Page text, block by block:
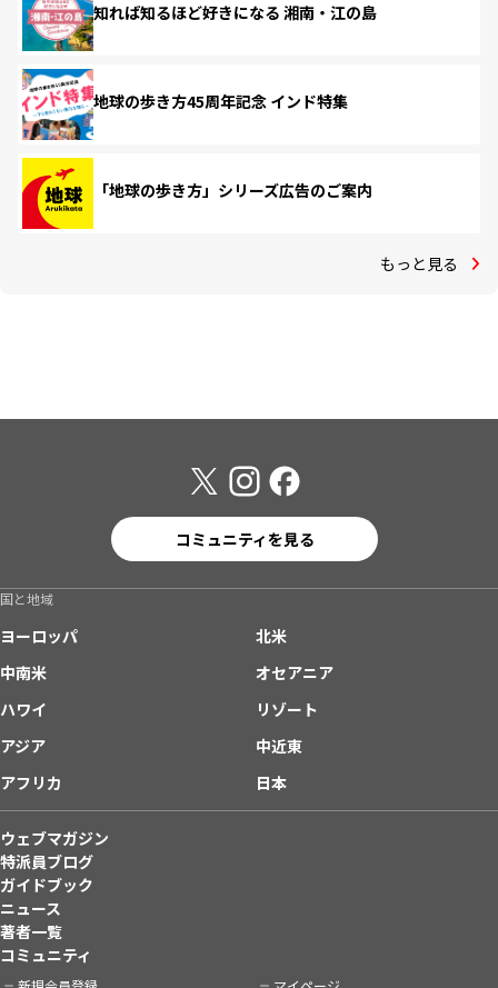
知れば知るほど好きになる 湘南・江の島
地球の歩き方45周年記念 インド特集
「地球の歩き方」シリーズ広告のご案内
もっと見る
コミュニティを見る
国と地域
ヨーロッパ
北米
中南米
オセアニア
ハワイ
リゾート
アジア
中近東
アフリカ
日本
ウェブマガジン
特派員ブログ
ガイドブック
ニュース
著者一覧
コミュニティ